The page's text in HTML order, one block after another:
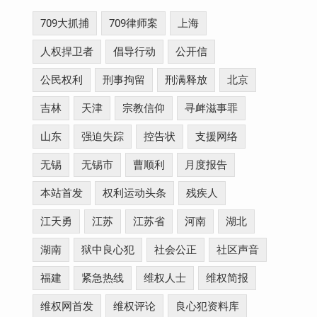
709大抓捕 709律师案 上海
人权捍卫者 倡导行动 公开信
公民权利 刑事拘留 刑满释放 北京
吉林 天津 宗教信仰 寻衅滋事罪
山东 强迫失踪 控告状 支援网络
无锡 无锡市 曹顺利 月度报告
本站首发 权利运动头条 残疾人
江天勇 江苏 江苏省 河南 湖北
湖南 狱中良心犯 社会公正 社区声音
福建 紧急热线 维权人士 维权简报
维权网首发 维权评论 良心犯资料库